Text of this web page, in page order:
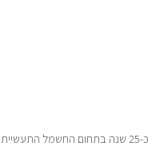
החברה נוסדה ע”י יוסי תדיר הנדסאי חשמל מוסמך בעל